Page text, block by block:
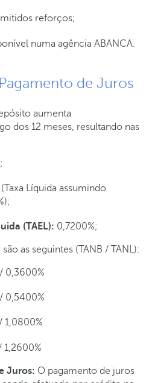
reforços;
numa agência ABANCA.
de Juros
aumenta
dos 12 meses, resultando nas
;
Líquida assumindo
(TAEL): 0,7200%;
as seguintes (TANB / TANL):
0,3600%
0,5400%
1,0800%
1,2600%
Juros: O pagamento de juros